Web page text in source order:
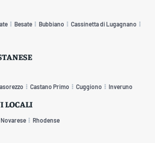
Besate Bubbiano Cassinetta di Lugagnano
Castano Primo Cuggiono Inveruno
LOCALI
Novarese Rhodense